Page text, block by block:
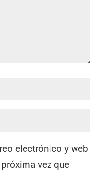
electrónico y web
vez que